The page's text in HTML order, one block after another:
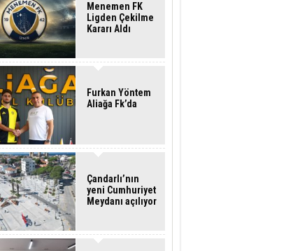
Menemen FK
Ligden Çekilme
Kararı Aldı
Furkan Yöntem
Aliağa Fk’da
Çandarlı’nın
yeni Cumhuriyet
Meydanı açılıyor